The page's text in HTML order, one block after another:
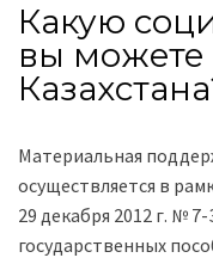
Какую
вы можете
Материальная
осуществляется в
29 декабря 2012 г. №
государственных